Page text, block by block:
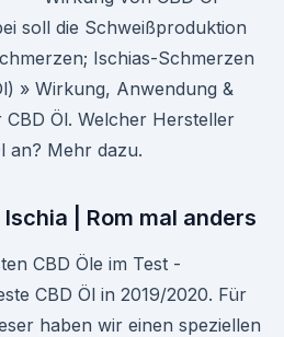
soll die Schweißproduktion
Ischias-Schmerzen
» Wirkung, Anwendung &
Öl. Welcher Hersteller
an? Mehr dazu.
| Rom mal anders
CBD Öle im Test -
CBD Öl in 2019/2020. Für
haben wir einen speziellen